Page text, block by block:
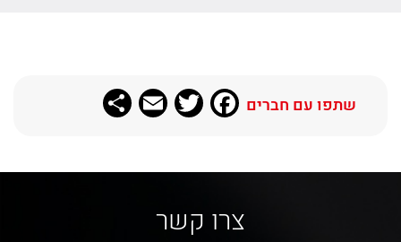
שתפו עם חברים Facebook
Twitter
Email
צרו קשר